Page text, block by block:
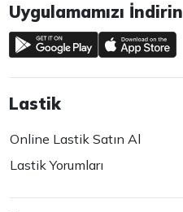
Uygulamamızı İndirin
Lastik
Online Lastik Satın Al
Lastik Yorumları